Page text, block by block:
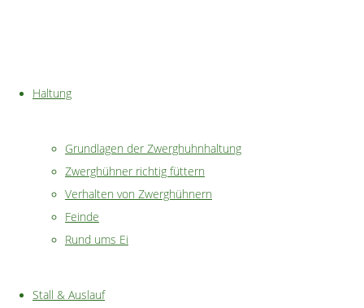
Haltung
Grundlagen der Zwerghuhnhaltung
Zwerghühner richtig füttern
Verhalten von Zwerghühnern
Feinde
Rund ums Ei
Stall & Auslauf
Gewicht:
100 Eier